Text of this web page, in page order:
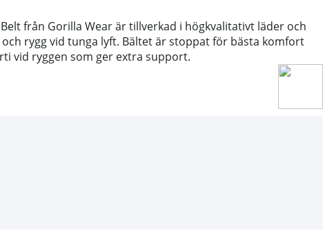
från Gorilla Wear är tillverkad i högkvalitativt läder och
rygg vid tunga lyft. Bältet är stoppat för bästa komfort
vid ryggen som ger extra support.